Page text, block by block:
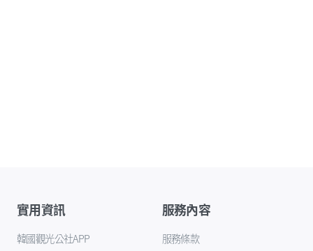
實用資訊
韓國觀光公社APP
服務內容
服務條款